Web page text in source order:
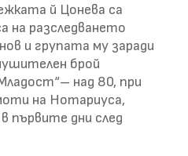
й Цонева са
на разследването
и групата му заради
брой
над 80, при
на Нотариуса,
първите дни след